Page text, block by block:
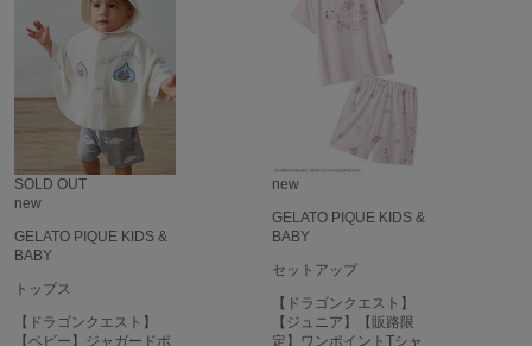
ハンター
HOKA ONEONE
ホカ オネオネ
KEEN
キーン
LAATO
SOLD OUT
new
GELATO PIQUE KIDS &
BABY
トップス
【ドラゴンクエスト】
【ベビー】ジャガードポ
new
GELATO PIQUE KIDS &
BABY
セットアップ
【ドラゴンクエスト】
【ジュニア】【販路限
定】ワンポイントTシャ